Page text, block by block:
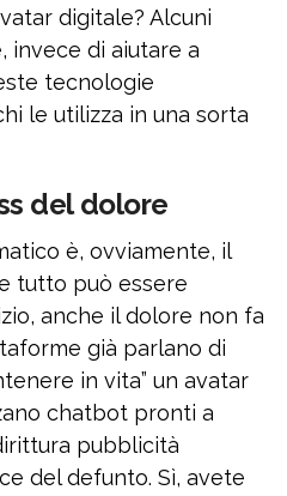
digitale? Alcuni
invece di aiutare a
tecnologie
le utilizza in una sorta
del dolore
è, ovviamente, il
tutto può essere
anche il dolore non fa
già parlano di
in vita” un avatar
chatbot pronti a
pubblicità
del defunto. Sì, avete